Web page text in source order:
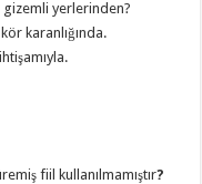
yerlerinden?
karanlığında.
fiil kullanılmamıştır?